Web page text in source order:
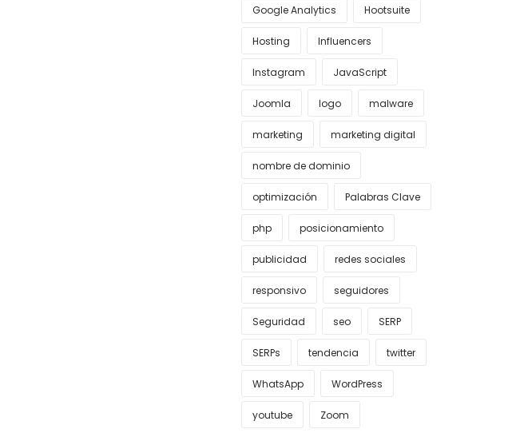
Google Analytics Hootsuite
Hosting Influencers
Instagram JavaScript
Joomla logo malware
marketing marketing digital
nombre de dominio
optimización Palabras Clave
php posicionamiento
publicidad redes sociales
responsivo seguidores
Seguridad seo SERP
SERPs tendencia twitter
WhatsApp WordPress
youtube Zoom